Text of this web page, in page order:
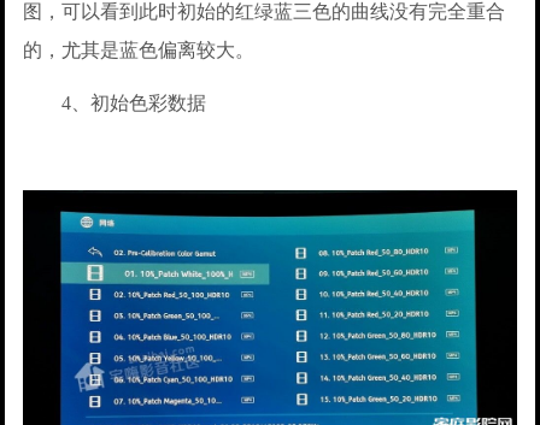
图，可以看到此时初始的红绿蓝三色的曲线没有完全重合
的，尤其是蓝色偏离较大。
4、初始色彩数据